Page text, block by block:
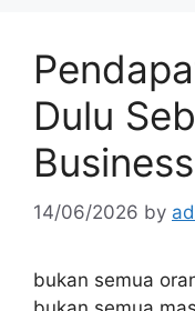
Dulu
Business
14/06/2026 by
bukan semua